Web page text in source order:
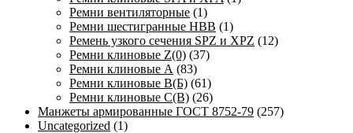
Ремни вентиляторные (1)
Ремни шестигранные HBB (1)
Ремень узкого сечения SPZ и XPZ (12)
Ремни клиновые Z(0) (37)
Ремни клиновые А (83)
Ремни клиновые В(Б) (61)
Ремни клиновые С(В) (26)
Манжеты армированные ГОСТ 8752-79 (257)
Uncategorized (1)